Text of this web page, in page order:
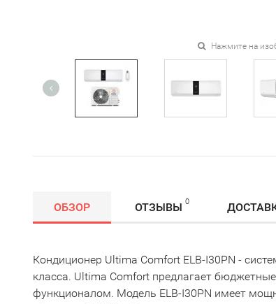
Нажмите на
ОБЗОР ОТЗЫВЫ 0
Кондиционер Ultima Comfort ELB-I30PN -
класса. Ultima Comfort предлагает
функционалом. Модель ELB-I30PN имеет